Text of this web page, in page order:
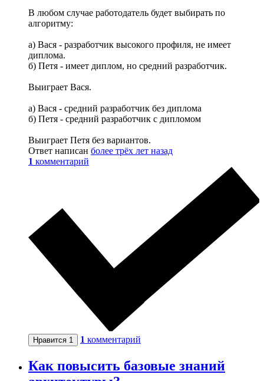
В любом случае работодатель будет выбирать по
алгоритму:
а) Вася - разработчик высокого профиля, не имеет
диплома.
б) Петя - имеет диплом, но средний разработчик.
Выиграет Вася.
а) Вася - средний разработчик без диплома
б) Петя - средний разработчик с дипломом
Выиграет Петя без вариантов.
Ответ написан более трёх лет назад
1 комментарий
Нравится 1 1 комментарий
Как повысить базовые знаний